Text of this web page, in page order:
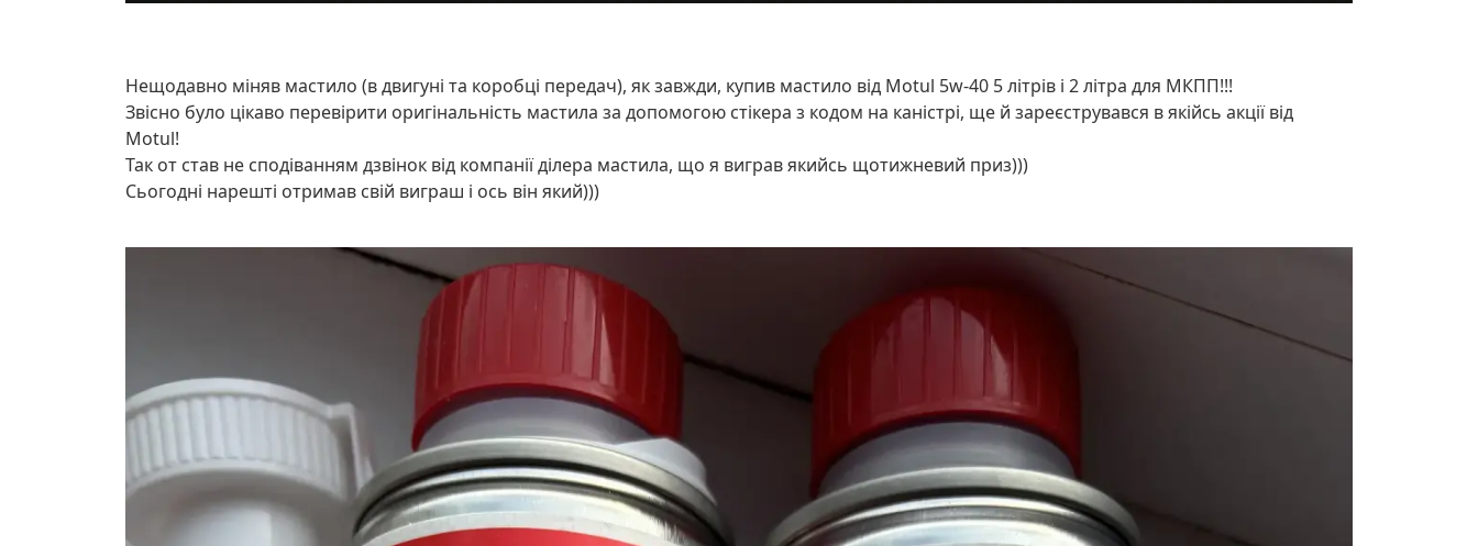
Нещодавно міняв мастило (в двигуні та коробці передач), як завжди, купив мастило від Motul 5w-40 5 літрів і 2 літра для МКПП!!!
Звісно було цікаво перевірити оригінальність мастила за допомогою стікера з кодом на каністрі, ще й зареєструвався в якійсь акції від
Motul!
Так от став не сподіванням дзвінок від компанії ділера мастила, що я виграв якийсь щотижневий приз)))
Сьогодні нарешті отримав свій виграш і ось він який)))